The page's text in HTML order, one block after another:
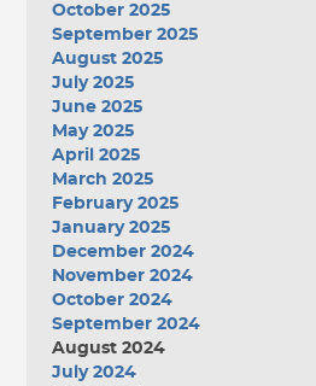
October 2025
September 2025
August 2025
July 2025
June 2025
May 2025
April 2025
March 2025
February 2025
January 2025
December 2024
November 2024
October 2024
September 2024
August 2024
July 2024